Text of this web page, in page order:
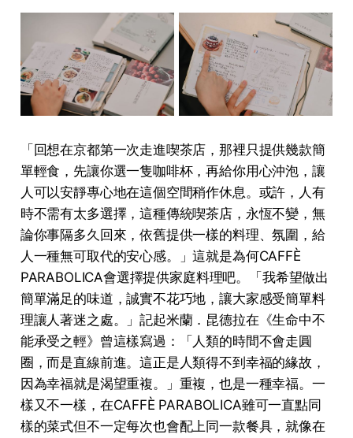
「回想在京都第⼀次⾛進喫茶店，那裡只提供幾款簡
單輕⾷，先讓你選⼀隻咖啡杯，再給你⽤⼼沖泡，讓
⼈可以安靜專⼼地在這個空間稍作休息。或許，⼈有
時不需有太多選擇，這種傳統喫茶店，永恆不變，無
論你事隔多久回來，依舊提供⼀樣的料理、氛圍，給
⼈⼀種無可取代的安⼼感。」這就是為何CAFFÈ
PARABOLICA會選擇提供家庭料理吧。「我希望做出
簡單滿⾜的味道，誠實不花巧地，讓⼤家感受簡單料
理讓⼈著迷之處。」記起米蘭．昆德拉在《生命中不
能承受之輕》曾這樣寫過：「人類的時間不會走圓
圈，而是直線前進。這正是人類得不到幸福的緣故，
因為幸福就是渴望重複。」重複，也是一種幸福。一
樣又不一樣，在CAFFÈ PARABOLICA雖可一直點同
樣的菜式但不一定每次也會配上同一款餐具，就像在